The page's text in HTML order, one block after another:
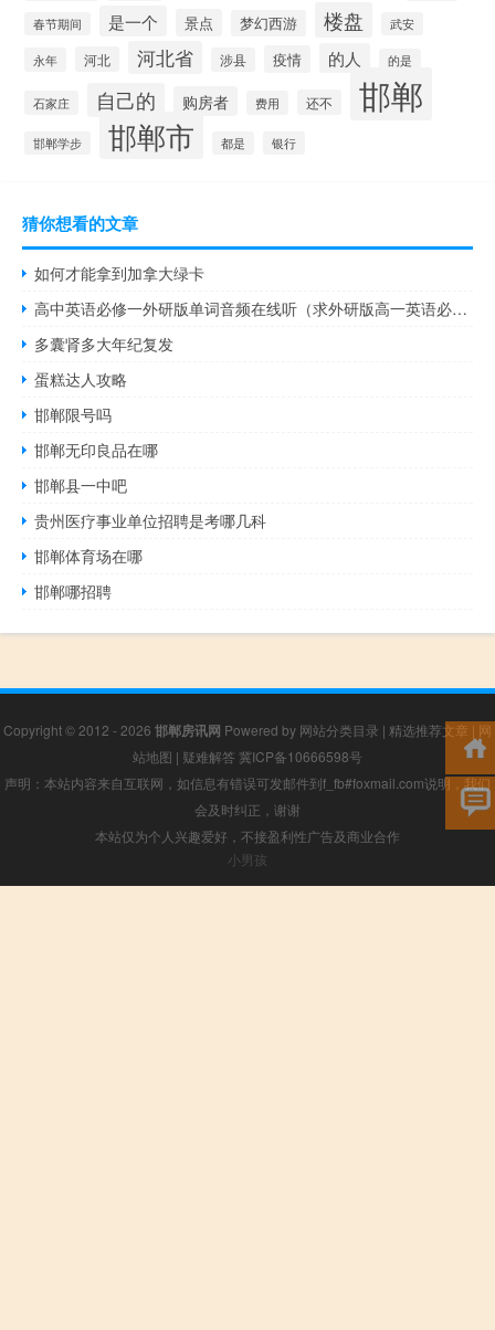
春节期间 是一个 景点 梦幻西游 楼盘 武安
永年 河北 河北省 涉县 疫情 的人 的是
石家庄 自己的 购房者 费用 还不 邯郸
邯郸学步 邯郸市 都是 银行
猜你想看的文章
如何才能拿到加拿大绿卡
高中英语必修一外研版单词音频在线听（求外研版高一英语必修1单词听力mp3）
多囊肾多大年纪复发
蛋糕达人攻略
邯郸限号吗
邯郸无印良品在哪
邯郸县一中吧
贵州医疗事业单位招聘是考哪几科
邯郸体育场在哪
邯郸哪招聘
Copyright © 2012 - 2026 邯郸房讯网 Powered by 网站分类目录 | 精选推荐文章 | 网
站地图 | 疑难解答 冀ICP备10666598号
声明：本站内容来自互联网，如信息有错误可发邮件到f_fb#foxmail.com说明，我们
会及时纠正，谢谢
本站仅为个人兴趣爱好，不接盈利性广告及商业合作
小男孩